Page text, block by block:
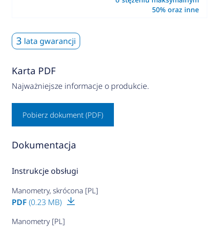
50% oraz inne
3 lata gwarancji
Karta PDF
Najważniejsze informacje o produkcie.
Pobierz dokument (PDF)
Dokumentacja
Instrukcje obsługi
Manometry, skrócona [PL]
PDF (0.23 MB)
Manometry [PL]